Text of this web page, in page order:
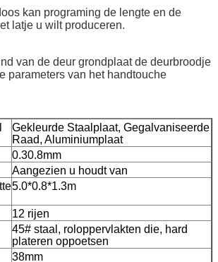
kan programing de lengte en de
latje u wilt produceren.
van de deur grondplaat de deurbroodje
parameters van het handtouche
Gekleurde Staalplaat, Gegalvaniseerde
Raad, Aluminiumplaat
0.30.8mm
Aangezien u houdt van
5.0*0.8*1.3m
12 rijen
45# staal, roloppervlakten die, hard
plateren oppoetsen
38mm